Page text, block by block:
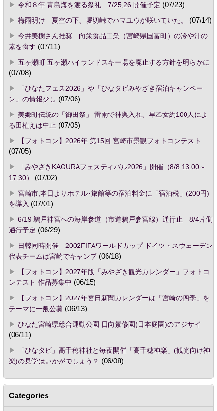
令和８年 青島海を渡る祭礼 7/25,26 開催予定 (07/23)
梅雨明け 夏空の下、堀切峠でハマユウが咲いていた。
(07/14)
今井美樹さん推奨 向栄食品工業（宮崎県国富町）の冷や汁の
素を食す (07/11)
五ヶ瀬町 五ヶ瀬ハイランドスキー場を廃止する方針を明らかに
(07/08)
「ひなたフェス2026」や「ひなタビみやざき宿泊キャンペー
ン」の情報少し (07/06)
美郷町伝統の「御田祭」 雷雨で神輿入れ、早乙女約100人によ
る田植えは中止 (07/05)
【フォトコン】2026年 第15回 宮崎市景観フォトコンテスト
(07/05)
「みやざきKAGURAフェスティバル2026」開催（8/8 13:00～
17:30）
(07/02)
宮崎市,本日よりホテル･旅館等の宿泊料金に「宿泊税」(200円)
を導入 (07/01)
6/19 鵜戸神宮への海岸参道（市道鵜戸参宮線）通行止 8/4片側
通行予定 (06/29)
日韓同時開催 2002FIFAワールドカップ ドイツ・スウェーデン
代表チームは宮崎でキャンプ(06/18)
【フォトコン】2027年版「みやざき観光カレンダー」フォトコ
ンテスト 作品募集中 (06/15)
【フォトコン】2027年宮日新聞カレンダーは「宮崎の四季」を
テーマに一般公募 (06/13)
ひなた宮崎県総合運動公園 日向景修園(日本庭園)のアジサイ
(06/11)
「ひなタビ」高千穂神社と毎夜開催「高千穂神楽」(観光向け神
楽)の見学はいかがでしょう？ (06/08)
Categories